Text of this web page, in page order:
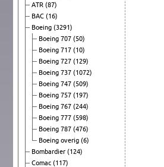
ATR (87)
BAC (16)
Boeing (3291)
Boeing 707 (50)
Boeing 717 (10)
Boeing 727 (129)
Boeing 737 (1072)
Boeing 747 (509)
Boeing 757 (197)
Boeing 767 (244)
Boeing 777 (598)
Boeing 787 (476)
Boeing overig (6)
Bombardier (124)
Comac (117)